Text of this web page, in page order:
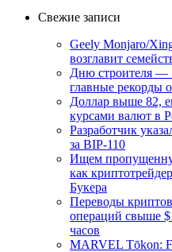
Свежие записи
Geely Monjaro/
возглавит
Дню строителя —
главные рекорды
Доллар выше 82,
курсами валют в
Разработчик
за BIP-110
Ищем
как
Букера
Переводы
операций свыше
часов
MARVEL Tōkon: